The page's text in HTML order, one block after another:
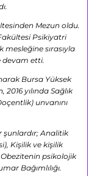
Mezun oldu.
Psikiyatri
mesleğine sırasıyla
devam etti.
Bursa Yüksek
yılında Sağlık
unvanını
şunlardır; Analitik
Kişilik ve kişilik
psikolojik
Bağımlılığı.